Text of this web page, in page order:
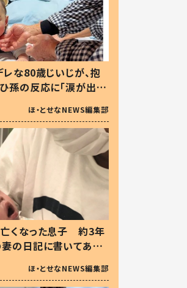
な80歳じいじが、抱
孫の反応に「涙が出ま
仕方ない」
ほ・とせなNEWS編集部
くなった息子 約3年
の日記に書いてあっ
ほ・とせなNEWS編集部